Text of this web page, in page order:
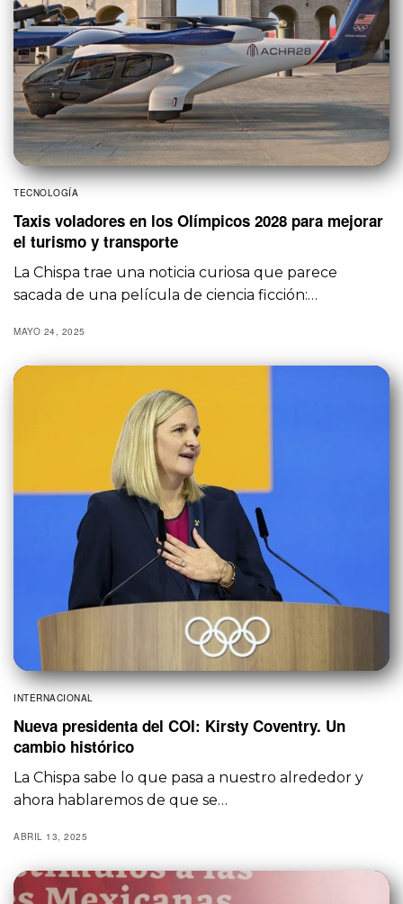
TECNOLOGÍA
Taxis voladores en los Olímpicos 2028 para mejorar
el turismo y transporte
La Chispa trae una noticia curiosa que parece
sacada de una película de ciencia ficción:…
MAYO 24, 2025
INTERNACIONAL
Nueva presidenta del COI: Kirsty Coventry. Un
cambio histórico
La Chispa sabe lo que pasa a nuestro alrededor y
ahora hablaremos de que se…
ABRIL 13, 2025